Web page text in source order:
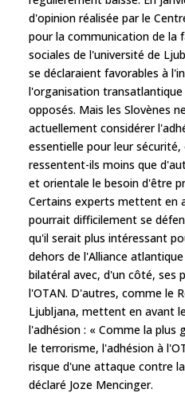
d'opinion réalisée par le
pour la communication de la
sociales de l'université de
se déclaraient favorables à
l'organisation
opposés. Mais les Slovènes
actuellement considérer
essentielle pour leur
ressentent-ils moins que
et orientale le besoin d'être
Certains experts mettent en
pourrait difficilement se
qu'il serait plus intéressant
dehors de l'Alliance
bilatéral avec, d'un côté, ses
l'OTAN. D'autres, comme le
Ljubljana, mettent en avant
l'adhésion : « Comme la plus
le terrorisme, l'adhésion à
risque d'une attaque contre
déclaré Joze Mencinger.